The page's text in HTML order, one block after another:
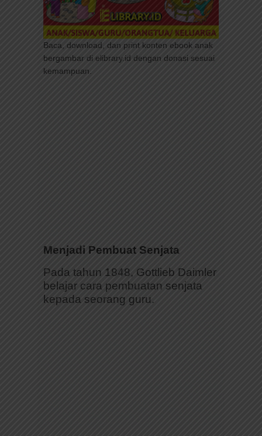
Baca, download, dan print konten ebook anak
bergambar di elibrary.id dengan donasi sesuai
kemampuan.
Menjadi Pembuat Senjata
Pada tahun 1848, Gottlieb Daimler
belajar cara pembuatan senjata
kepada seorang guru.